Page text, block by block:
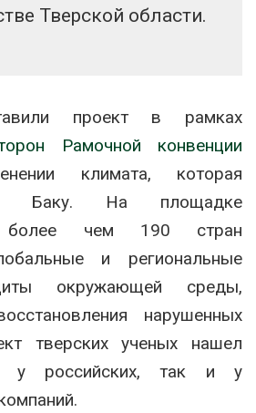
Тверской области.
проект в рамках
Рамочной конвенции
климата, которая
в Баку. На площадке
более чем 190 стран
и региональные
окружающей среды,
нарушенных
тверских ученых нашел
у российских, так и у